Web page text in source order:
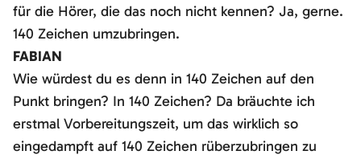
für die Hörer, die das noch nicht kennen? Ja, gerne.
140 Zeichen umzubringen.
FABIAN
Wie würdest du es denn in 140 Zeichen auf den
Punkt bringen? In 140 Zeichen? Da bräuchte ich
erstmal Vorbereitungszeit, um das wirklich so
eingedampft auf 140 Zeichen rüberzubringen zu